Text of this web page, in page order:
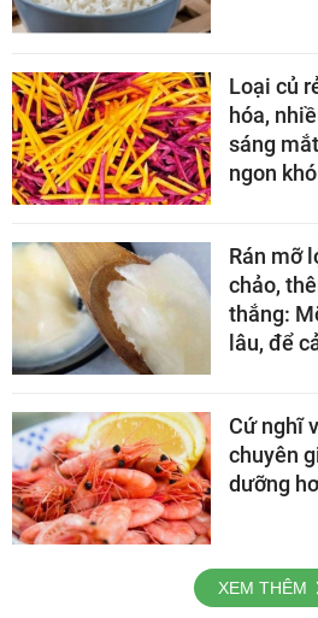
Loại củ
hóa,
sáng
ngon
Rán mỡ
chảo,
thắng:
lâu, để
Cứ nghĩ
chuyên
dưỡng
XEM THÊM